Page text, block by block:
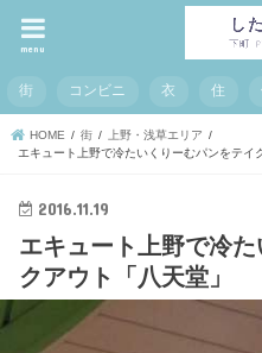
menu
街 コンビニ 衣 住
HOME 街
上野・浅草エリア
エキュート上野で冷たいくりーむパンをテイ
2016.11.19
エキュート上野で冷
クアウト「八天堂」